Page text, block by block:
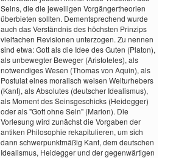
Seins, die die jeweiligen Vorgängertheorien
überbieten sollten. Dementsprechend wurde
auch das Verständnis des höchsten Prinzips
vielfachen Revisionen unterzogen. Zu nennen
sind etwa: Gott als die Idee des Guten (Platon),
als unbewegter Beweger (Aristoteles), als
notwendiges Wesen (Thomas von Aquin), als
Postulat eines moralisch weisen Welturhebers
(Kant), als Absolutes (deutscher Idealismus),
als Moment des Seinsgeschicks (Heidegger)
oder als "Gott ohne Sein" (Marion). Die
Vorlesung wird zunächst die Vorgaben der
antiken Philosophie rekapitulieren, um sich
dann schwerpunktmäßig Kant, dem deutschen
Idealismus, Heidegger und der gegenwärtigen